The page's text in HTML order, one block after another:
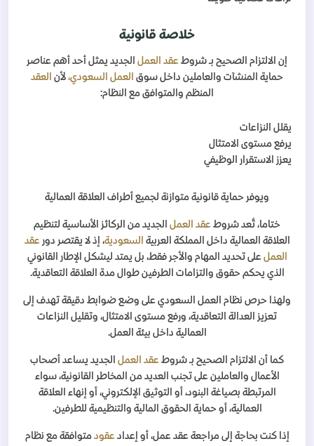
خلاصة قانونية
إن الالتزام الصحيح بـ شروط عقد العمل الجديد يمثل أحد أهم عناصر
حماية المنشآت والعاملين داخل سوق العمل السعودي، لأن العقد
المنظم والمتوافق مع النظام:
يقلل النزاعات
يرفع مستوى الامتثال
يعزز الاستقرار الوظيفي
ويوفر حماية قانونية متوازنة لجميع أطراف العلاقة العمالية
ختاما، تُعد شروط عقد العمل الجديد من الركائز الأساسية لتنظيم
العلاقة العمالية داخل المملكة العربية السعودية، إذ لا يقتصر دورعقد
العملعلى تحديد المهام والأجر فقط، بل يمتد ليشكل الإطار القانوني
الذي يحكم حقوق والتزامات الطرفين طوال مدة العلاقة التعاقدية.
ولهذا حرص نظام العمل السعودي على وضع ضوابط دقيقة تهدف إلى
تعزيز العدالة التعاقدية، ورفع مستوى الامتثال، وتقليل النزاعات
العمالية داخل بيئة العمل.
كما أن الالتزام الصحيح بـ شروط عقد العمل الجديد يساعد أصحاب
الأعمال والعاملين على تجنب العديد من المخاطر القانونية، سواء
المرتبطة بصياغة البنود، أو التوثيق الإلكتروني، أو إنهاء العلاقة
العمالية، أو حماية الحقوق المالية والتنظيمية للطرفين.
إذا كنت بحاجة إلى مراجعة عقد عمل، أو إعدادعقودمتوافقة مع نظام